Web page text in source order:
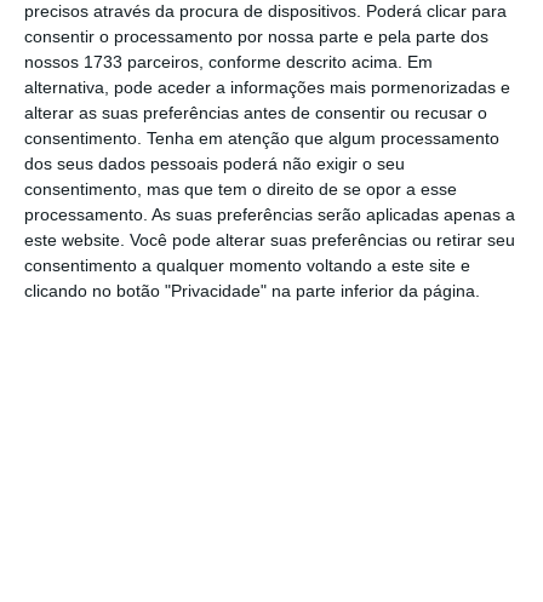
precisos através da procura de dispositivos. Poderá clicar para
consentir o processamento por nossa parte e pela parte dos
nossos 1733 parceiros, conforme descrito acima. Em
alternativa, pode aceder a informações mais pormenorizadas e
alterar as suas preferências antes de consentir ou recusar o
consentimento. Tenha em atenção que algum processamento
dos seus dados pessoais poderá não exigir o seu
consentimento, mas que tem o direito de se opor a esse
processamento. As suas preferências serão aplicadas apenas a
este website. Você pode alterar suas preferências ou retirar seu
consentimento a qualquer momento voltando a este site e
clicando no botão "Privacidade" na parte inferior da página.
podem “condicionar a agência de notação”,
levando a que seja “mais cautelosa, não
promovendo a subida doratingde Portugal”.
No entanto, adianta que o facto de, mesmo
perante a demissão, o país mostrar “que
privilegia a aprovação de um Orçamento que
prevê equilíbrio entre receitas e despesas e
aponta para uma redução significativa do